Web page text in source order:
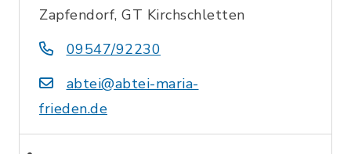
Zapfendorf, GT Kirchschletten
09547/92230
abtei@abtei-maria-
frieden.de